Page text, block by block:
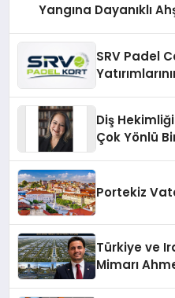
Yangına Dayanıklı
SRV Padel
Diş
Çok Yönlü
Portekiz
Türkiye ve
Mimarı